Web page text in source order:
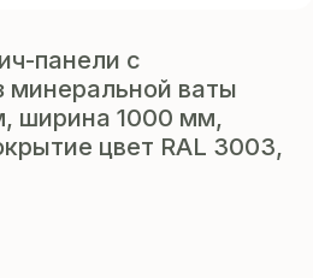
панели с
минеральной ваты
ширина 1000 мм,
цвет RAL 3003,